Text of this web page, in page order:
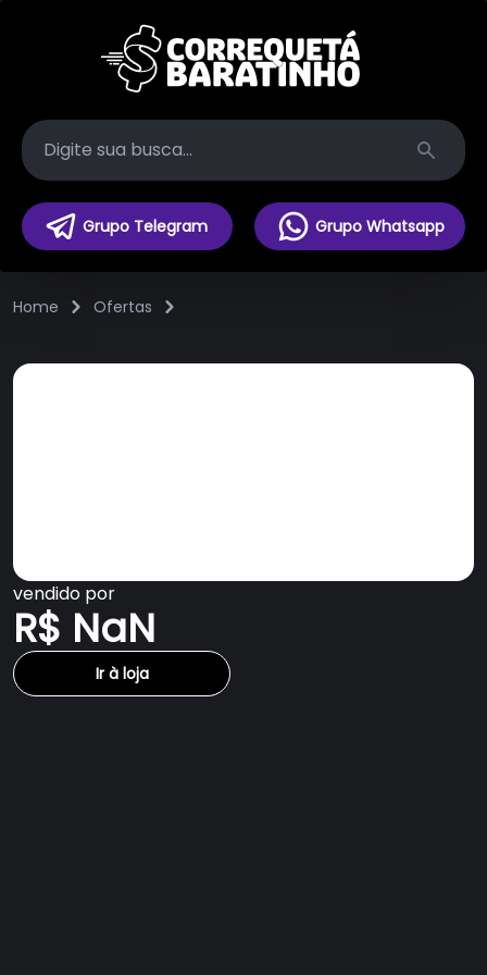
Search
Grupo Telegram Grupo Whatsapp
Home Ofertas
vendido por
R$ NaN
Ir à loja